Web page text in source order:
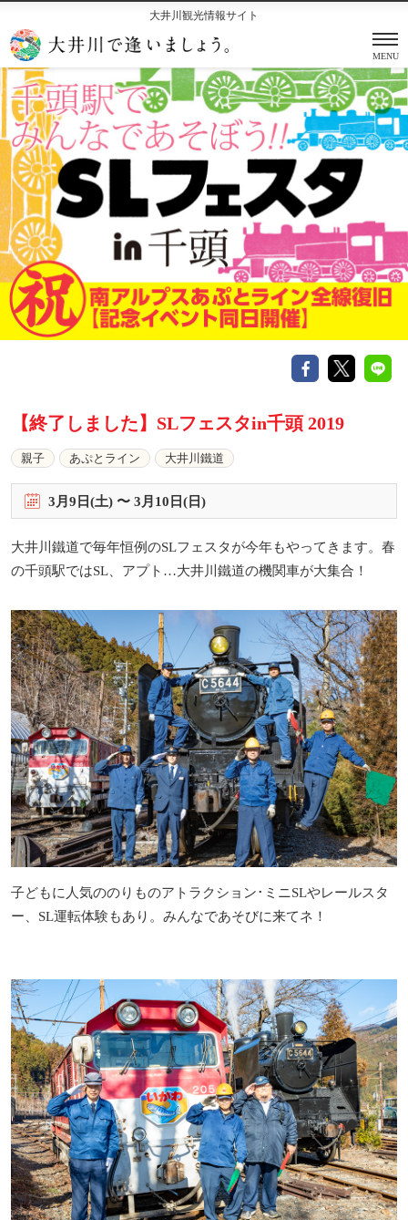
大井川観光情報サイト
MENU
【終了しました】SLフェスタin千頭 2019
親子 あぷとライン 大井川鐵道
3 月9 日(土) 〜3 月 10 日(日)
大井川鐵道で毎年恒例のSLフェスタが今年もやってきます。春
の千頭駅ではSL、アプト…大井川鐵道の機関車が大集合！
子どもに人気ののりものアトラクション･ミニSLやレールスタ
ー、SL運転体験もあり。みんなであそびに来てネ！